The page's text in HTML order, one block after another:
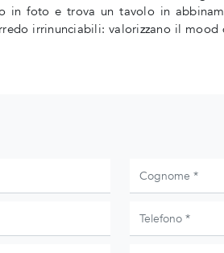
in foto e trova un tavolo in
irrinunciabili: valorizzano il